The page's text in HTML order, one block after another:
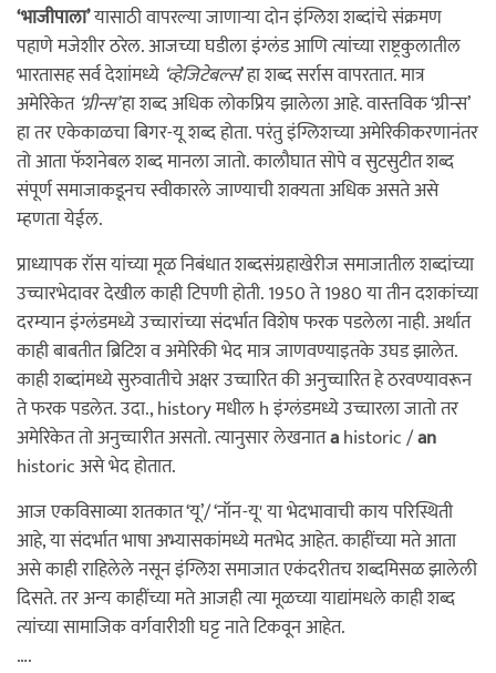
‘भाजीपाला’यासाठी वापरल्या जाणाऱ्या दोन इंग्लिश शब्दांचे संक्रमण
पहाणे मजेशीर ठरेल. आजच्या घडीला इंग्लंड आणि त्यांच्या राष्ट्रकुलातील
भारतासह सर्व देशांमध्ये ‘व्हेजिटेबल्स’ हा शब्द सर्रास वापरतात. मात्र
अमेरिकेत ‘ग्रीन्स’हा शब्द अधिक लोकप्रिय झालेला आहे. वास्तविक ‘ग्रीन्स’
हा तर एकेकाळचा बिगर-यू शब्द होता. परंतु इंग्लिशच्या अमेरिकीकरणानंतर
तो आता फॅशनेबल शब्द मानला जातो. कालौघात सोपे व सुटसुटीत शब्द
संपूर्ण समाजाकडूनच स्वीकारले जाण्याची शक्यता अधिक असते असे
म्हणता येईल.
प्राध्यापक रॉस यांच्या मूळ निबंधात शब्दसंग्रहाखेरीज समाजातील शब्दांच्या
उच्चारभेदावर देखील काही टिपणी होती. 1950 ते 1980 या तीन दशकांच्या
दरम्यान इंग्लंडमध्ये उच्चारांच्या संदर्भात विशेष फरक पडलेला नाही. अर्थात
काही बाबतीत ब्रिटिश व अमेरिकी भेद मात्र जाणवण्याइतके उघड झालेत.
काही शब्दांमध्ये सुरुवातीचे अक्षर उच्चारित की अनुच्चारित हे ठरवण्यावरून
ते फरक पडलेत. उदा., history मधील h इंग्लंडमध्ये उच्चारला जातो तर
अमेरिकेत तो अनुच्चारीत असतो. त्यानुसार लेखनातahistoric /an
historic असे भेद होतात.
आज एकविसाव्या शतकात ‘यू’/ ‘नॉन-यू' या भेदभावाची काय परिस्थिती
आहे, या संदर्भात भाषा अभ्यासकांमध्ये मतभेद आहेत. काहींच्या मते आता
असे काही राहिलेले नसून इंग्लिश समाजात एकंदरीतच शब्दमिसळ झालेली
दिसते. तर अन्य काहींच्या मते आजही त्या मूळच्या याद्यांमधले काही शब्द
त्यांच्या सामाजिक वर्गवारीशी घट्ट नाते टिकवून आहेत.
….